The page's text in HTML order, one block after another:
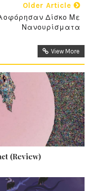
Older Article
Δίσκο Με
Νανουρίσματα
View More
(Review)